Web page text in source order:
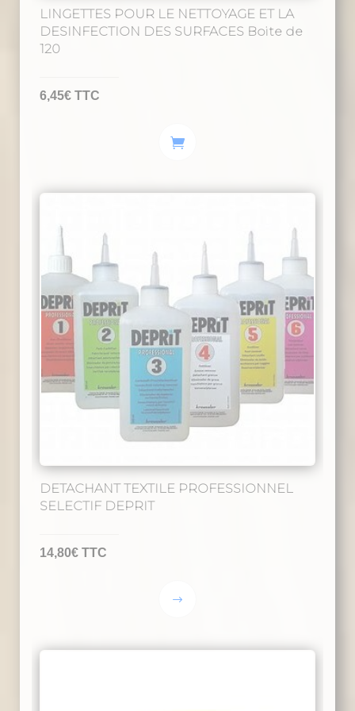
LINGETTES POUR LE NETTOYAGE ET LA
DESINFECTION DES SURFACES Boite de
120
6,45€ TTC
DETACHANT TEXTILE PROFESSIONNEL
SELECTIF DEPRIT
14,80€ TTC
Ce